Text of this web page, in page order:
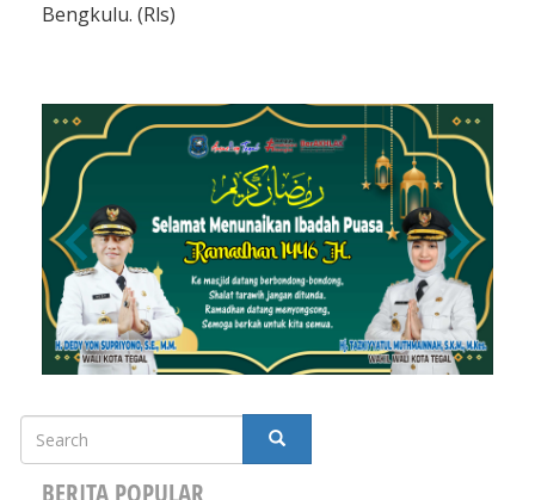
Bengkulu. (Rls)
Search
SEARCH
BERITA POPULAR